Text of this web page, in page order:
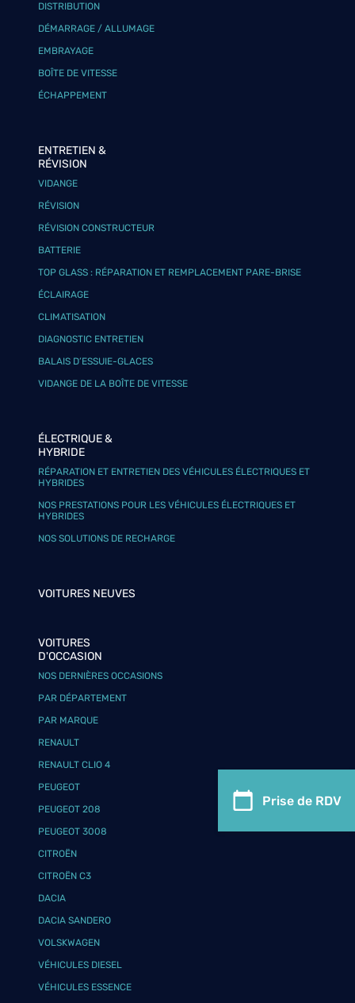
Prise de RDV
DISTRIBUTION
DÉMARRAGE / ALLUMAGE
EMBRAYAGE
BOÎTE DE VITESSE
ÉCHAPPEMENT
ENTRETIEN &
RÉVISION
VIDANGE
RÉVISION
RÉVISION CONSTRUCTEUR
BATTERIE
TOP GLASS : RÉPARATION ET REMPLACEMENT PARE-BRISE
ÉCLAIRAGE
CLIMATISATION
DIAGNOSTIC ENTRETIEN
BALAIS D’ESSUIE-GLACES
VIDANGE DE LA BOÎTE DE VITESSE
ÉLECTRIQUE &
HYBRIDE
RÉPARATION ET ENTRETIEN DES VÉHICULES ÉLECTRIQUES ET
HYBRIDES
NOS PRESTATIONS POUR LES VÉHICULES ÉLECTRIQUES ET
HYBRIDES
NOS SOLUTIONS DE RECHARGE
VOITURES NEUVES
VOITURES
D'OCCASION
NOS DERNIÈRES OCCASIONS
PAR DÉPARTEMENT
PAR MARQUE
RENAULT
RENAULT CLIO 4
PEUGEOT
PEUGEOT 208
PEUGEOT 3008
CITROËN
CITROËN C3
DACIA
DACIA SANDERO
VOLSKWAGEN
VÉHICULES DIESEL
VÉHICULES ESSENCE